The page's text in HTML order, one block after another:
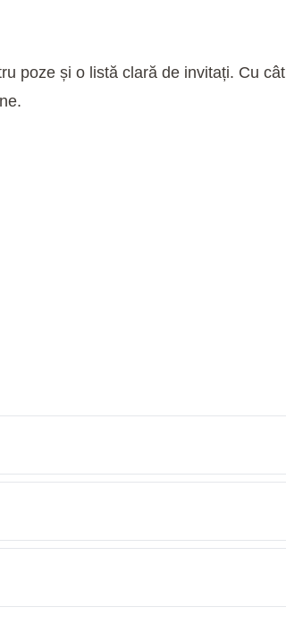
poze și o listă clară de invitați. Cu cât